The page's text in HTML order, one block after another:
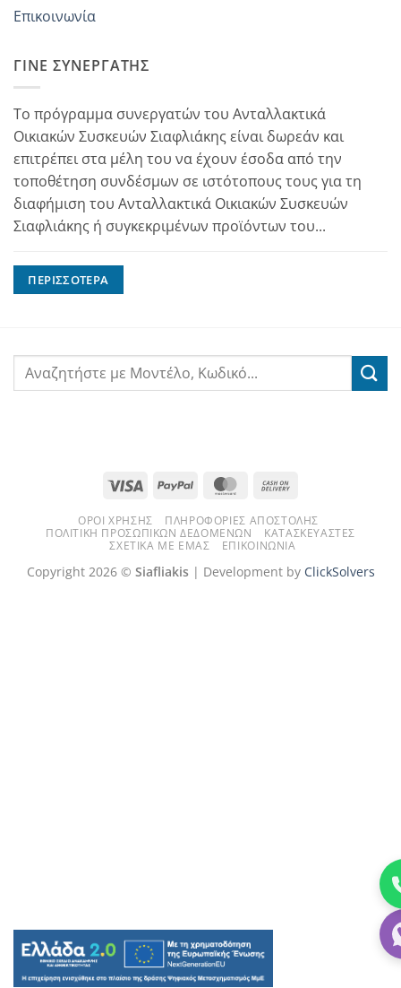
Επικοινωνία
ΓΊΝΕ ΣΥΝΕΡΓΆΤΗΣ
Το πρόγραμμα συνεργατών του Ανταλλακτικά
Οικιακών Συσκευών Σιαφλιάκης είναι δωρεάν και
επιτρέπει στα μέλη του να έχουν έσοδα από την
τοποθέτηση συνδέσμων σε ιστότοπους τους για τη
διαφήμιση του Ανταλλακτικά Οικιακών Συσκευών
Σιαφλιάκης ή συγκεκριμένων προϊόντων του...
ΠΕΡΙΣΣΌΤΕΡΑ
Visa PayPal MasterCard
Delivery
ΌΡΟΙ ΧΡΉΣΗΣ
ΠΛΗΡΟΦΟΡΊΕΣ ΑΠΟΣΤΟΛΉΣ
ΠΟΛΙΤΙΚΉ ΠΡΟΣΩΠΙΚΏΝ ΔΕΔΟΜΈΝΩΝ
ΚΑΤΑΣΚΕΥΑΣΤΈΣ
ΣΧΕΤΙΚΆ ΜΕ ΕΜΆΣ
ΕΠΙΚΟΙΝΩΝΊΑ
Copyright 2026 © Siafliakis| Development by ClickSolvers